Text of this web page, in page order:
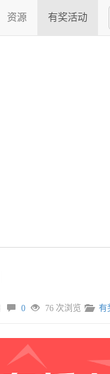
资源 有奖活动
0 76 次浏览 有